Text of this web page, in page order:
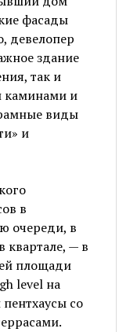
фасады
девелопер
здание
так и
каминами и
виды
и
в
очереди, в
квартале, — в
площади
level на
со